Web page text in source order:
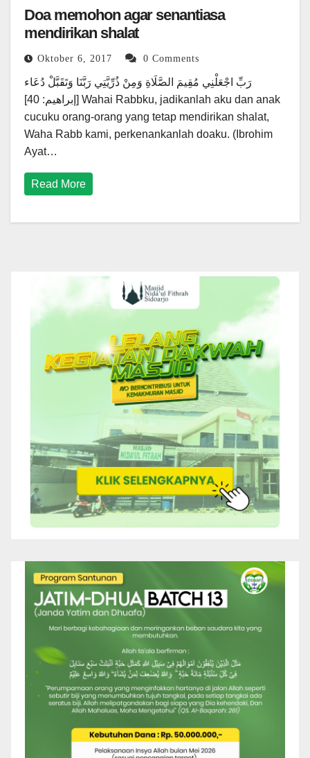
Doa memohon agar senantiasa
mendirikan shalat
Oktober 6, 2017 0 Comments
رَبِّ اجْعَلْنِي مُقِيمَ الصَّلَاةِ وَمِنْ ذُرِّيَّتِي رَبَّنَا وَتَقَبَّلْ دُعَاء
[إبراهيم: 40] Wahai Rabbku, jadikanlah aku dan anak
cucuku orang-orang yang tetap mendirikan shalat,
Waha Rabb kami, perkenankanlah doaku. (Ibrohim
Ayat…
Read More